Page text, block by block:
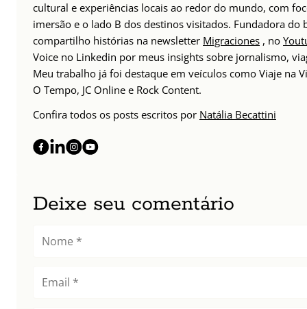
cultural e experiências locais ao redor do mundo, com
imersão e o lado B dos destinos visitados. Fundadora
compartilho histórias na newsletter Migraciones , no
Voice no Linkedin por meus insights sobre jornalismo,
Meu trabalho já foi destaque em veículos como Viaje na
O Tempo, JC Online e Rock Content.
Confira todos os posts escritos por Natália Becattini
Deixe seu comentário